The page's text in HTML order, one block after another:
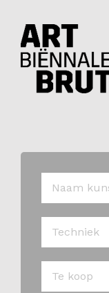
Home
Exposanten
2026